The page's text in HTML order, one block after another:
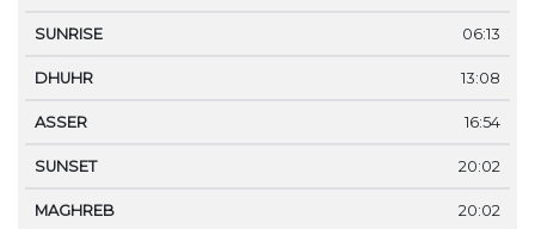
06:13
13:08
16:54
20:02
20:02